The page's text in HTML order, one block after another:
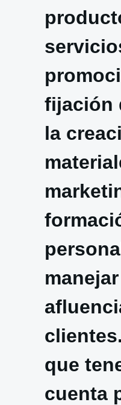
fijación
la
que
cuenta